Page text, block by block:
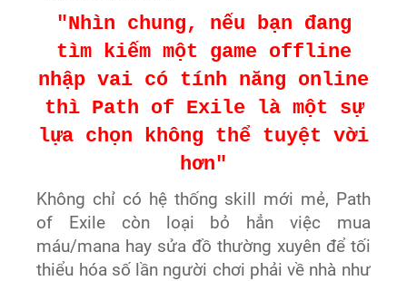
"Nhìn chung, nếu bạn đang
tìm kiếm một game offline
nhập vai có tính năng online
thì Path of Exile là một sự
lựa chọn không thể tuyệt vời
hơn"
Không chỉ có hệ thống skill mới mẻ, Path
of Exile còn loại bỏ hẳn việc mua
máu/mana hay sửa đồ thường xuyên để tối
thiểu hóa số lần người chơi phải về nhà như